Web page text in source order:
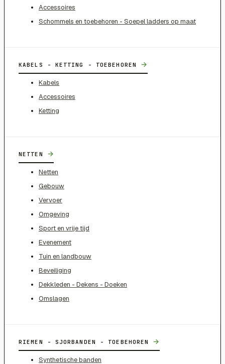
Accessoires
Schommels en toebehoren - Soepel ladders op maat
KABELS - KETTING - TOEBEHOREN →
Kabels
Accessoires
Ketting
NETTEN →
Netten
Gebouw
Vervoer
Omgeving
Sport en vrije tijd
Evenement
Tuin en landbouw
Beveiliging
Dekkleden - Dekens - Doeken
Omslagen
RIEMEN - SJORBANDEN - TOEBEHOREN →
Synthetische banden